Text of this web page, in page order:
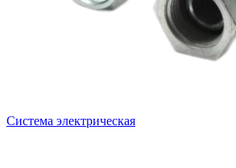
Система электрическая